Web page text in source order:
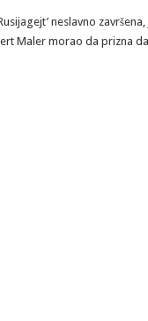
neslavno
Maler morao da prizna